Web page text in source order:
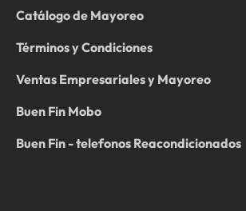
Catálogo de Mayoreo
Términos y Condiciones
Ventas Empresariales y Mayoreo
Buen Fin Mobo
Buen Fin - telefonos Reacondicionados